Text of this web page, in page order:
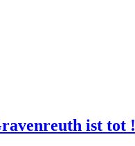
ist tot !